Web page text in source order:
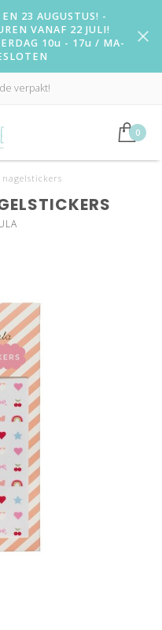
23 AUGUSTUS! -
VANAF 22 JULI!
10u - 17u / MA-
verpakt!
0